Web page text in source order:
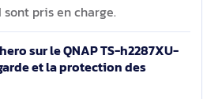
sont pris en charge.
sur le QNAP TS-h2287XU-
et la protection des